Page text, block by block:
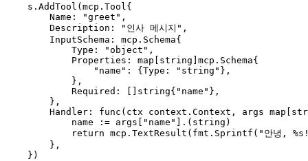
    s.AddTool(mcp.Tool{
        Name: "greet",
        Description: "인사 메시지",
        InputSchema: mcp.Schema{
            Type: "object",
            Properties: map[string]mcp.Schema{
                "name": {Type: "string"},
            },
            Required: []string{"name"},
        },
Handler: func(ctx context.Context, args
            name := args["name"].(string)
return mcp.TextResult(fmt.Sprintf("안녕,
        },
    })